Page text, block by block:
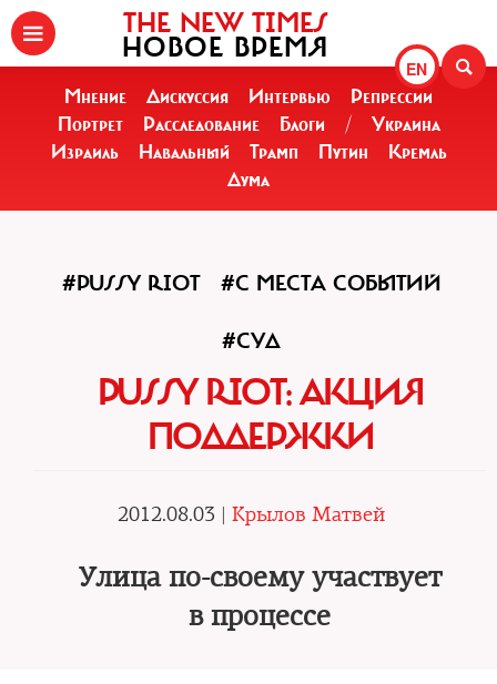
EN
THE NEW TIMES
НОВОЕ ВРЕМЯ
Мнение Дискуссия Интервью
Репрессии
Портрет
Расследование Блоги /
Украина
Израиль
Навальный Трамп Путин
Кремль
Дума
#PUSSY RIOT #С МЕСТА СОБЫТИЙ
#СУД
PUSSY RIOT: АКЦИЯ
ПОДДЕРЖКИ
2012.08.03 | Крылов Матвей
Улица по-своему участвует
в процессе